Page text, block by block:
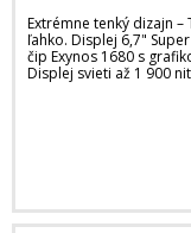
Extrémne tenký dizajn
ľahko. Displej 6,7"
čip Exynos 1680 s
Displej svieti až 1 900